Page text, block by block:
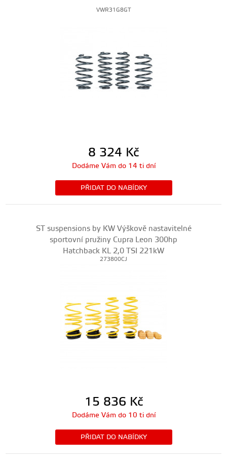
VWR31G8GT
8 324 Kč
Dodáme Vám do 14 ti dní
PŘIDAT DO NABÍDKY
ST suspensions by KW Výškově nastavitelné
sportovní pružiny Cupra Leon 300hp
Hatchback KL 2,0 TSI 221kW
273800CJ
15 836 Kč
Dodáme Vám do 10 ti dní
PŘIDAT DO NABÍDKY